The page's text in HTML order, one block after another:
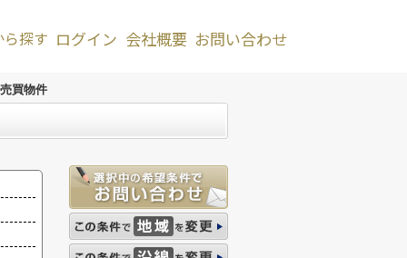
探す ログイン 会社概要 お問い合わせ
買物件